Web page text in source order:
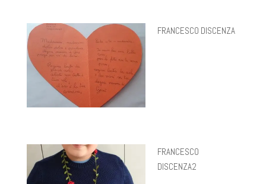
FRANCESCO DISCENZA
FRANCESCO
DISCENZA2